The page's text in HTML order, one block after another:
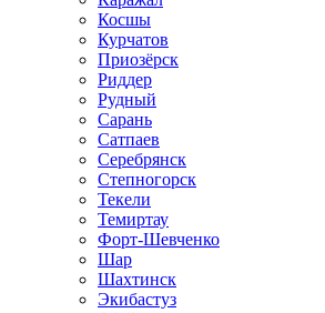
Косшы
Курчатов
Приозёрск
Риддер
Рудный
Сарань
Сатпаев
Серебрянск
Степногорск
Текели
Темиртау
Форт-Шевченко
Шар
Шахтинск
Экибастуз